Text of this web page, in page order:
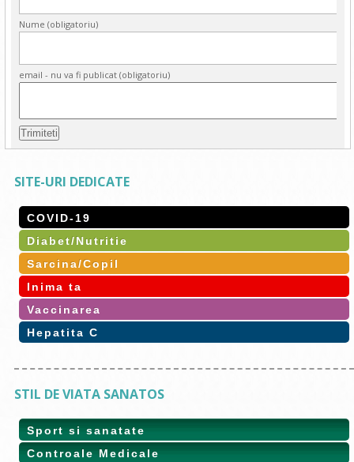
Nume (obligatoriu)
email - nu va fi publicat (obligatoriu)
SITE-URI DEDICATE
COVID-19
Diabet/Nutritie
Sarcina/Copil
Inima ta
Vaccinarea
Hepatita C
STIL DE VIATA SANATOS
Sport si sanatate
Controale Medicale